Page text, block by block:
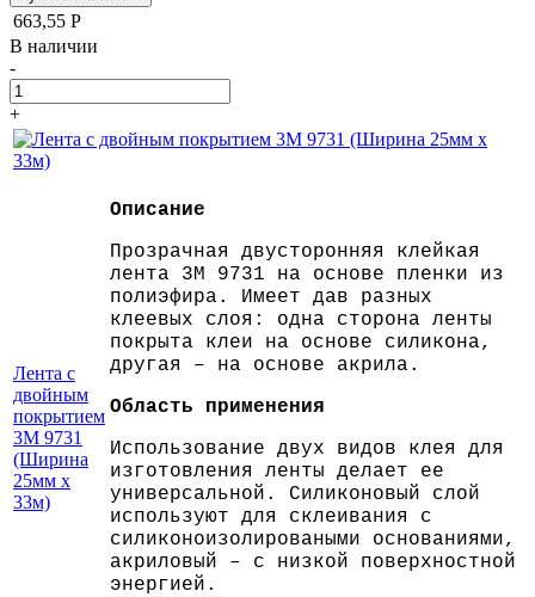
663,55 Р
В наличии
-
+
Лента с
двойным
покрытием
3M 9731
(Ширина
25мм х
33м)
Описание
Прозрачная двусторонняя клейкая
лента 3M 9731 на основе пленки из
полиэфира. Имеет дав разных
клеевых слоя: одна сторона ленты
покрыта клеи на основе силикона,
другая – на основе акрила.
Область применения
Использование двух видов клея для
изготовления ленты делает ее
универсальной. Силиконовый слой
используют для склеивания с
силиконоизолироваными основаниями,
акриловый – с низкой поверхностной
энергией.